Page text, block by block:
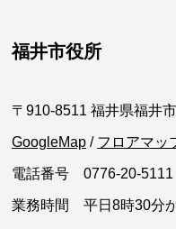
福井市役所
〒910-8511 福井県福井
GoogleMap / フロアマッ
電話番号 0776-20-5111
業務時間 平日8時30分